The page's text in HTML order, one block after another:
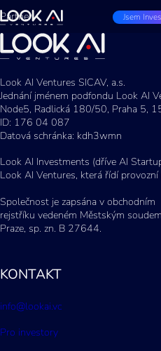
Jsem
Partner
Look AI Ventures SICAV, a.s.
Jednání jménem podfondu Look AI
Node5, Radlická 180/50, Praha 5,
ID: 176 04 087
Datová schránka: kdh3wmn
Look AI Investments (dříve AI
Look AI Ventures, která řídí
Společnost je zapsána v obchodním
rejstříku vedeném Městským
Praze, sp. zn. B 27644.
KONTAKT
info@lookai.vc
Pro investory